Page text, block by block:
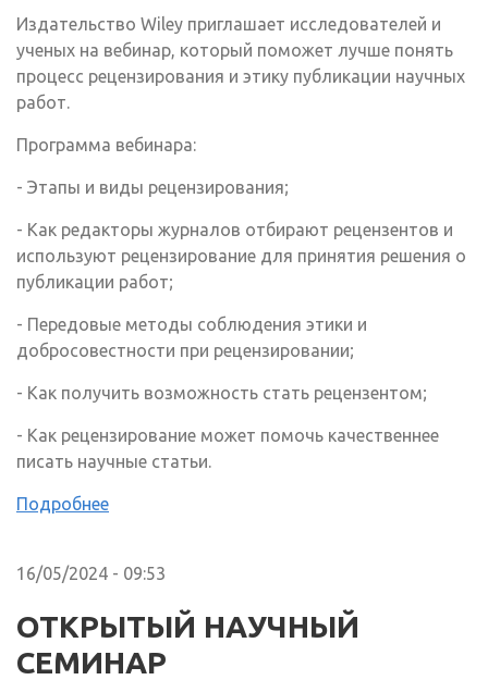
Издательство Wiley приглашает исследователей и
ученых на вебинар, который поможет лучше понять
процесс рецензирования и этику публикации научных
работ.
Программа вебинара:
- Этапы и виды рецензирования;
- Как редакторы журналов отбирают рецензентов и
используют рецензирование для принятия решения о
публикации работ;
- Передовые методы соблюдения этики и
добросовестности при рецензировании;
- Как получить возможность стать рецензентом;
- Как рецензирование может помочь качественнее
писать научные статьи.
Подробнее
16/05/2024 - 09:53
ОТКРЫТЫЙ НАУЧНЫЙ
СЕМИНАР